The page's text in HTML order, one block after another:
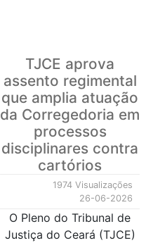
TJCE aprova
assento regimental
que amplia atuação
da Corregedoria em
processos
disciplinares contra
cartórios
1974 Visualizações
26-06-2026
O Pleno do Tribunal de
Justiça do Ceará (TJCE)